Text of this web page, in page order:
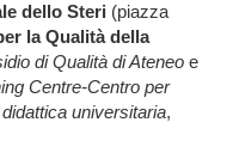
dello Steri (piazza
la Qualità della
di Qualità di Ateneo e
Centre-Centro per
universitaria,